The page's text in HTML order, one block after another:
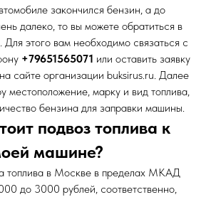
закончился бензин, а до
далеко, то вы можете обратиться в
этого вам необходимо связаться с
+79651565071 или оставить заявку
сайте организации buksirus.ru. Далее
местоположение, марку и вид топлива,
бензина для заправки машины.
подвоз топлива к
машине?
топлива в Москве в пределах МКАД
до 3000 рублей, соответственно,